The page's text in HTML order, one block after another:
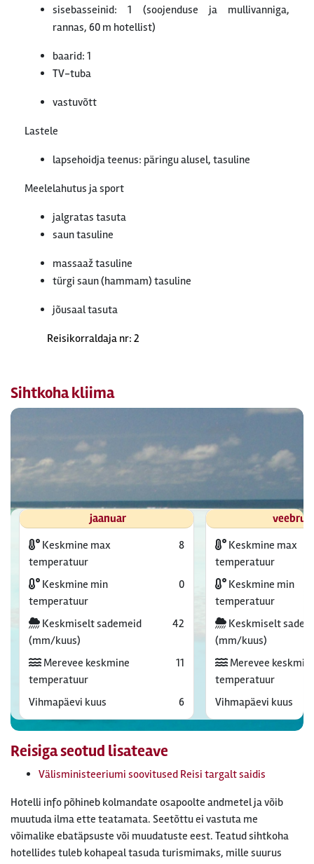
sisebasseinid: 1 (soojenduse ja mullivanniga,
rannas, 60 m hotellist)
baarid: 1
TV-tuba
vastuvõtt
Lastele
lapsehoidja teenus: päringu alusel, tasuline
Meelelahutus ja sport
jalgratas tasuta
saun tasuline
massaaž tasuline
türgi saun (hammam) tasuline
jõusaal tasuta
Reisikorraldaja nr: 2
Sihtkoha kliima
jaanuar
Keskmine max
temperatuur
8
Keskmine min
temperatuur
0
Keskmiselt sademeid
(mm/kuus)
42
Merevee keskmine
temperatuur
11
Vihmapäevi kuus 6
Keskmine max
temperatuur
Keskmine min
temperatuur
Keskmiselt
(mm/kuus)
Merevee
temperatuur
Vihmapäevi kuus
Reisiga seotud lisateave
Välisministeeriumi soovitused Reisi targalt saidis
Hotelli info põhineb kolmandate osapoolte andmetel ja võib
muutuda ilma ette teatamata. Seetõttu ei vastuta me
võimalike ebatäpsuste või muudatuste eest. Teatud sihtkoha
hotellides tuleb kohapeal tasuda turismimaks, mille suurus